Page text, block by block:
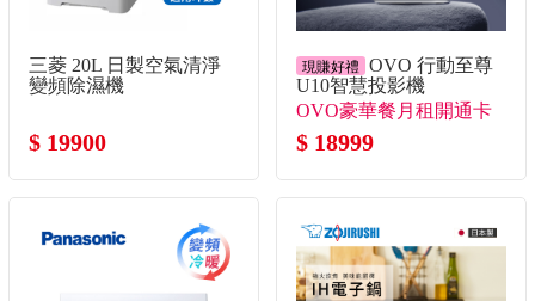
三菱 20L 日製空氣清淨
變頻除濕機
$ 19900
現賺好禮
OVO 行動至尊
U10智慧投影機
OVO豪華餐月租開通卡
+送月租開通卡*3！+送
$ 18999